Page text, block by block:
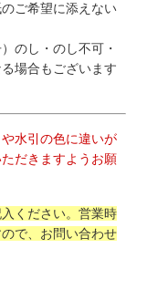
ご希望に添えない
のし・のし不可・
場合もございます
水引の色に違いが
だきますようお願
ください。営業時
で、お問い合わせ